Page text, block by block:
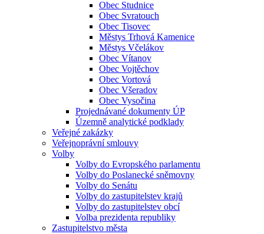
Obec Studnice
Obec Svratouch
Obec Tisovec
Městys Trhová Kamenice
Městys Včelákov
Obec Vítanov
Obec Vojtěchov
Obec Vortová
Obec Všeradov
Obec Vysočina
Projednávané dokumenty ÚP
Územně analytické podklady
Veřejné zakázky
Veřejnoprávní smlouvy
Volby
Volby do Evropského parlamentu
Volby do Poslanecké sněmovny
Volby do Senátu
Volby do zastupitelstev krajů
Volby do zastupitelstev obcí
Volba prezidenta republiky
Zastupitelstvo města